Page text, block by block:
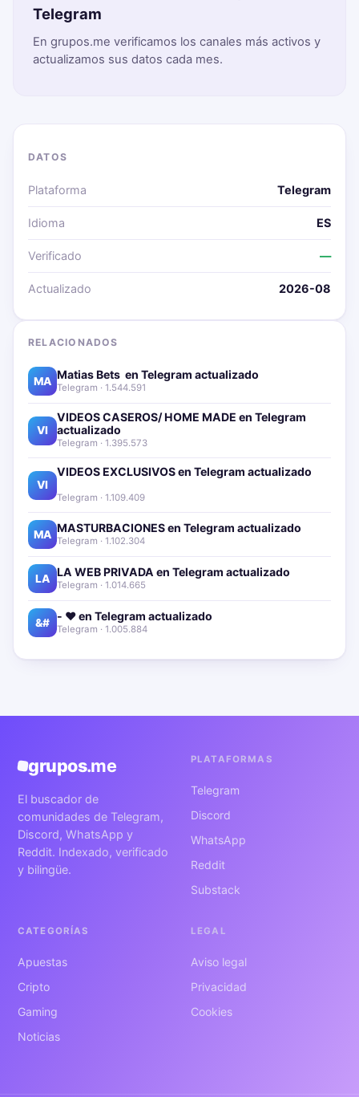
Telegram
En grupos.me verificamos los canales más activos y
actualizamos sus datos cada mes.
DATOS
Plataforma Telegram
Idioma ES
Verificado —
Actualizado 2026-08
RELACIONADOS
MA Matias Bets ‍ en Telegram actualizado📱🔥
Telegram · 1.544.591
VI
VIDEOS CASEROS/ HOME MADE en Telegram
actualizado📱🔥
Telegram · 1.395.573
VI
VIDEOS EXCLUSIVOS en Telegram actualizado📱
Telegram · 1.109.409
MA MASTURBACIONES en Telegram actualizado📱🔥
Telegram · 1.102.304
LA LA WEB PRIVADA en Telegram actualizado📱🔥
Telegram · 1.014.665
&# - ❤️ en Telegram actualizado📱🔥
Telegram · 1.005.884
grupos.me
El buscador de
comunidades de Telegram,
Discord, WhatsApp y
Reddit. Indexado, verificado
y bilingüe.
PLATAFORMAS
Telegram
Discord
WhatsApp
Reddit
Substack
CATEGORÍAS
Apuestas
Cripto
Gaming
Noticias
LEGAL
Aviso legal
Privacidad
Cookies